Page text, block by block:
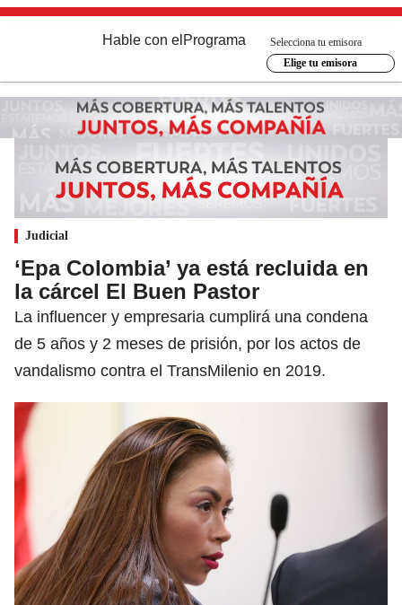
Hable con el Programa
Selecciona tu emisora
Elige tu emisora
Judicial
‘Epa Colombia’ ya está recluida en
la cárcel El Buen Pastor
La influencer y empresaria cumplirá una condena
de 5 años y 2 meses de prisión, por los actos de
vandalismo contra el TransMilenio en 2019.